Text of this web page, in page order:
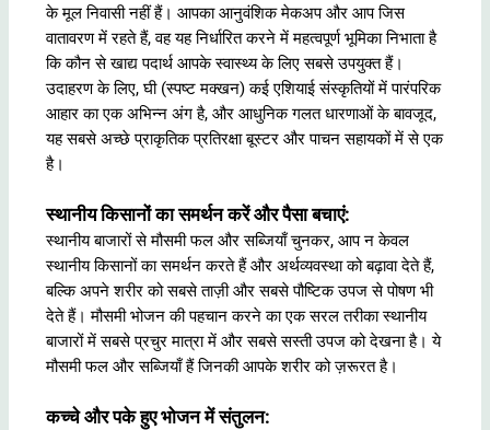
के मूल निवासी नहीं हैं। आपका आनुवंशिक मेकअप और आप जिस
वातावरण में रहते हैं, वह यह निर्धारित करने में महत्वपूर्ण भूमिका निभाता है
कि कौन से खाद्य पदार्थ आपके स्वास्थ्य के लिए सबसे उपयुक्त हैं।
उदाहरण के लिए, घी (स्पष्ट मक्खन) कई एशियाई संस्कृतियों में पारंपरिक
आहार का एक अभिन्न अंग है, और आधुनिक गलत धारणाओं के बावजूद,
यह सबसे अच्छे प्राकृतिक प्रतिरक्षा बूस्टर और पाचन सहायकों में से एक
है।
स्थानीय किसानों का समर्थन करें और पैसा बचाएं:
स्थानीय बाजारों से मौसमी फल और सब्जियाँ चुनकर, आप न केवल
स्थानीय किसानों का समर्थन करते हैं और अर्थव्यवस्था को बढ़ावा देते हैं,
बल्कि अपने शरीर को सबसे ताज़ी और सबसे पौष्टिक उपज से पोषण भी
देते हैं। मौसमी भोजन की पहचान करने का एक सरल तरीका स्थानीय
बाजारों में सबसे प्रचुर मात्रा में और सबसे सस्ती उपज को देखना है। ये
मौसमी फल और सब्जियाँ हैं जिनकी आपके शरीर को ज़रूरत है।
कच्चे और पके हुए भोजन में संतुलन: